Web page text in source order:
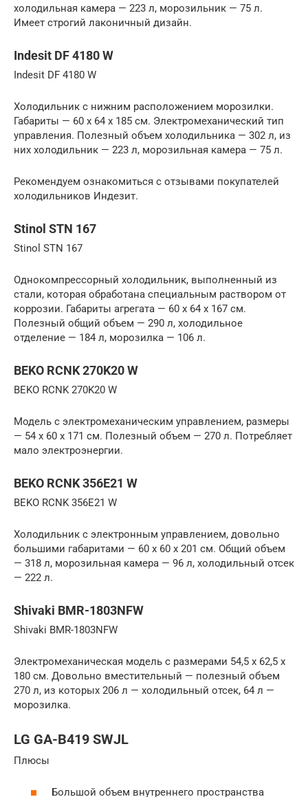
холодильная камера — 223 л, морозильник — 75 л.
Имеет строгий лаконичный дизайн.
Indesit DF 4180 W
Indesit DF 4180 W
Холодильник с нижним расположением морозилки.
Габариты — 60 х 64 х 185 см. Электромеханический тип
управления. Полезный объем холодильника — 302 л, из
них холодильник — 223 л, морозильная камера — 75 л.
Рекомендуем ознакомиться с отзывами покупателей
холодильников Индезит.
Stinol STN 167
Stinol STN 167
Однокомпрессорный холодильник, выполненный из
стали, которая обработана специальным раствором от
коррозии. Габариты агрегата — 60 х 64 х 167 см.
Полезный общий объем — 290 л, холодильное
отделение — 184 л, морозилка — 106 л.
BEKO RCNK 270K20 W
BEKO RCNK 270K20 W
Модель с электромеханическим управлением, размеры
— 54 х 60 х 171 см. Полезный объем — 270 л. Потребляет
мало электроэнергии.
BEKO RCNK 356E21 W
BEKO RCNK 356E21 W
Холодильник с электронным управлением, довольно
большими габаритами — 60 х 60 х 201 см. Общий объем
— 318 л, морозильная камера — 96 л, холодильный отсек
— 222 л.
Shivaki BMR-1803NFW
Shivaki BMR-1803NFW
Электромеханическая модель с размерами 54,5 х 62,5 х
180 см. Довольно вместительный — полезный объем
270 л, из которых 206 л — холодильный отсек, 64 л —
морозилка.
LG GA-B419 SWJL
Плюсы
Большой объем внутреннего пространства